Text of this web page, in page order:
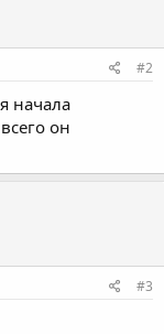
#2
начала
он
#3